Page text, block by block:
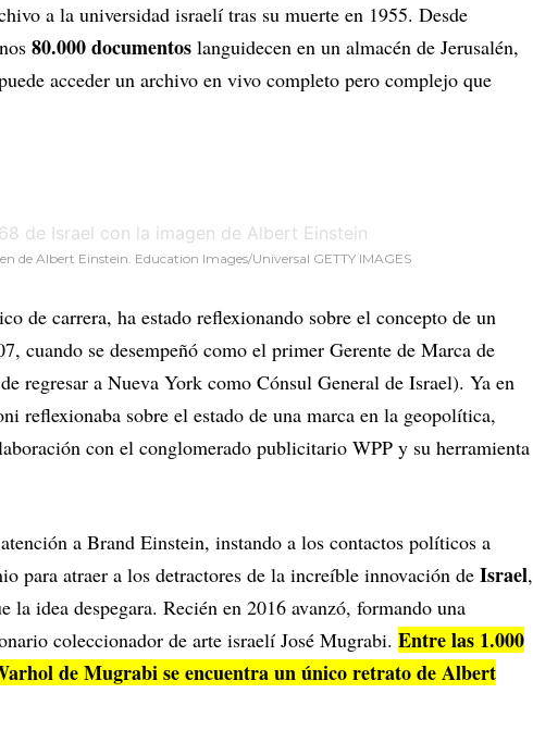
a la universidad israelí tras su muerte en 1955. Desde
80.000 documentos languidecen en un almacén de Jerusalén,
acceder un archivo en vivo completo pero complejo que
de Albert Einstein. Education Images/Universal GETTY IMAGES
de carrera, ha estado reflexionando sobre el concepto de un
cuando se desempeñó como el primer Gerente de Marca de
regresar a Nueva York como Cónsul General de Israel). Ya en
reflexionaba sobre el estado de una marca en la geopolítica,
con el conglomerado publicitario WPP y su herramienta
a Brand Einstein, instando a los contactos políticos a
para atraer a los detractores de la increíble innovación de Israel,
la idea despegara. Recién en 2016 avanzó, formando una
coleccionador de arte israelí José Mugrabi. Entre las 1.000
de Mugrabi se encuentra un único retrato de Albert